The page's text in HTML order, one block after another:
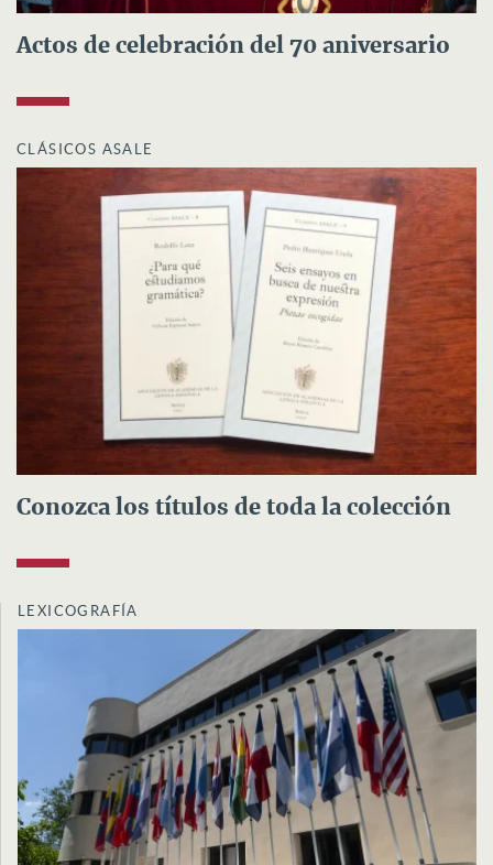
Actos de celebración del 70 aniversario
CLÁSICOS ASALE
Conozca los títulos de toda la colección
LEXICOGRAFÍA